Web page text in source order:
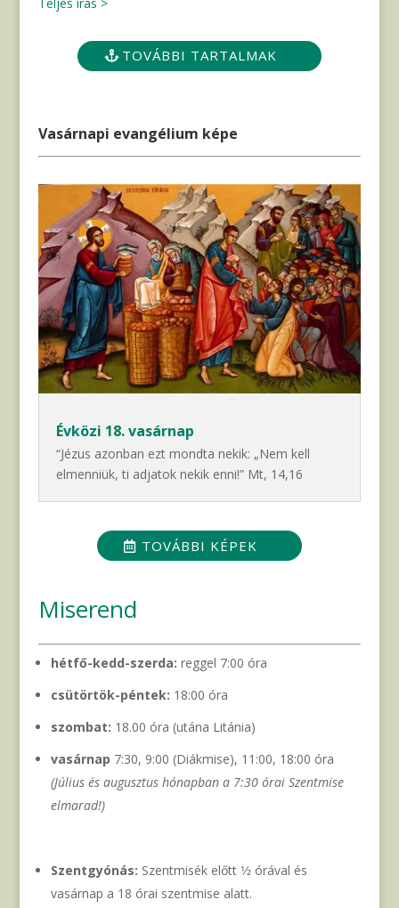
TOVÁBBI TARTALMAK
Vasárnapi evangélium képe
Évközi 18. vasárnap
“Jézus azonban ezt mondta nekik: „Nem kell
elmenniük, ti adjatok nekik enni!” Mt, 14,16
TOVÁBBI KÉPEK
Miserend
hétfő-kedd-szerda: reggel 7:00 óra
csütörtök-péntek: 18:00 óra
szombat: 18.00 óra (utána Litánia)
vasárnap 7:30, 9:00 (Diákmise), 11:00, 18:00 óra
(Július és augusztus hónapban a 7:30 órai Szentmise
elmarad!)
Szentgyónás: Szentmisék előtt 1⁄2 órával és
vasárnap a 18 órai szentmise alatt.